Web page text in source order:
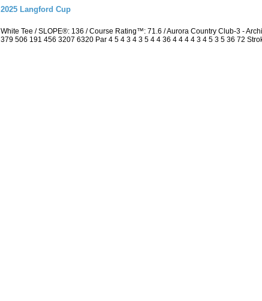
2025 Langford Cup
White Tee / SLOPE®: 136 / Course Rating™: 71.6 / Aurora Country Club-3 -
379 506 191 456 3207 6320 Par 4 5 4 3 4 3 5 4 4 36 4 4 4 4 3 4 5 3 5 36 72